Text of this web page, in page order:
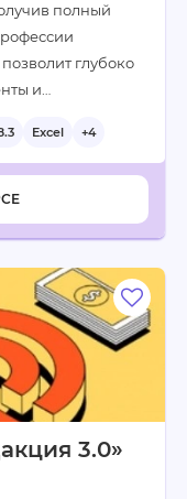
полный
глубоко
и…
Excel +4
3.0»